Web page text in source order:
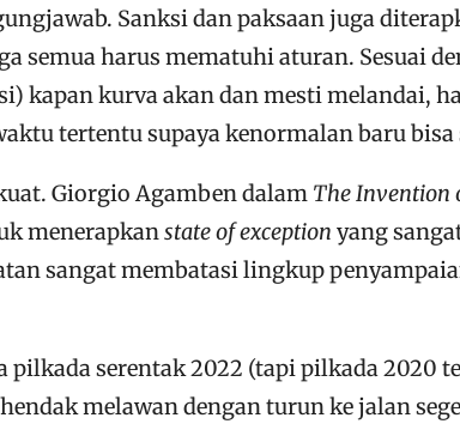
Sanksi dan paksaan juga
harus mematuhi aturan. Sesuai
kurva akan dan mesti melandai,
tertentu supaya kenormalan baru
Giorgio Agamben dalam The Invention
menerapkanstate of exception yang
sangat membatasi lingkup
serentak 2022 (tapi pilkada 2020
melawan dengan turun ke jalan